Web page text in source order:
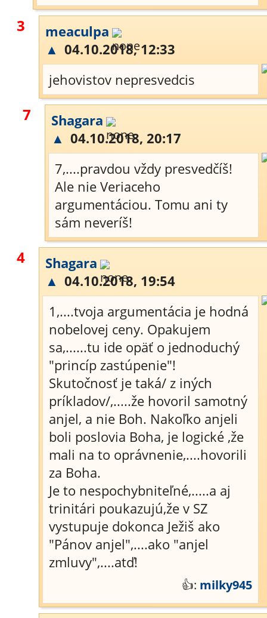
3
meaculpa
▲ 04.10.2018, 12:33
jehovistov nepresvedcis
7
Shagara
▲ 04.10.2018, 20:17
7,....pravdou vždy presvedčíš!
Ale nie Veriaceho
argumentáciou. Tomu ani ty
sám neveríš!
4
Shagara
▲ 04.10.2018, 19:54
1,....tvoja argumentácia je hodná
nobelovej ceny. Opakujem
sa,......tu ide opäť o jednoduchý
"princíp zastúpenie"!
Skutočnosť je taká/ z iných
príkladov/,.....že hovoril samotný
anjel, a nie Boh. Nakoľko anjeli
boli poslovia Boha, je logické ,že
mali na to oprávnenie,....hovorili
za Boha.
Je to nespochybniteľné,.....a aj
trinitári poukazujú,že v SZ
vystupuje dokonca Ježiš ako
"Pánov anjel",....ako "anjel
zmluvy",....atď!
👍: milky945